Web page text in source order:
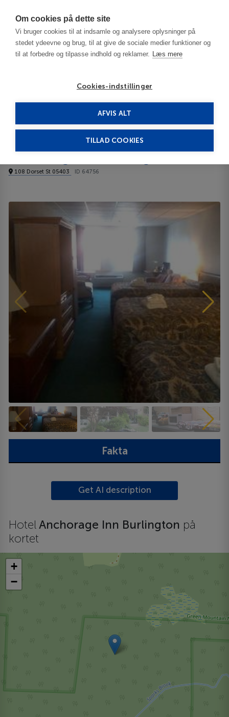
Om cookies på dette site
Vi bruger cookies til at indsamle og analysere oplysninger på
stedet ydeevne og brug, til at give de sociale medier funktioner og
til at forbedre og tilpasse indhold og reklamer. Læs mere
Cookies-indstillinger
AFVIS ALT
TILLAD COOKIES
Burlington/Stowe - VT
Anchorage Inn Burlington 3***
108 Dorset St 05403 ID 64756
Fakta
Get AI description
HotelAnchorage Inn Burlington på
kortet
+
−